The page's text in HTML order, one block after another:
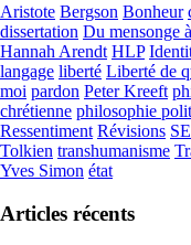
Aristote Bergson Bonheur
dissertation Du mensonge
Hannah Arendt HLP
langage liberté Liberté de
moi pardon Peter Kreeft
chrétienne philosophie
Ressentiment Révisions
Tolkien transhumanisme
Yves Simon état
Articles récents